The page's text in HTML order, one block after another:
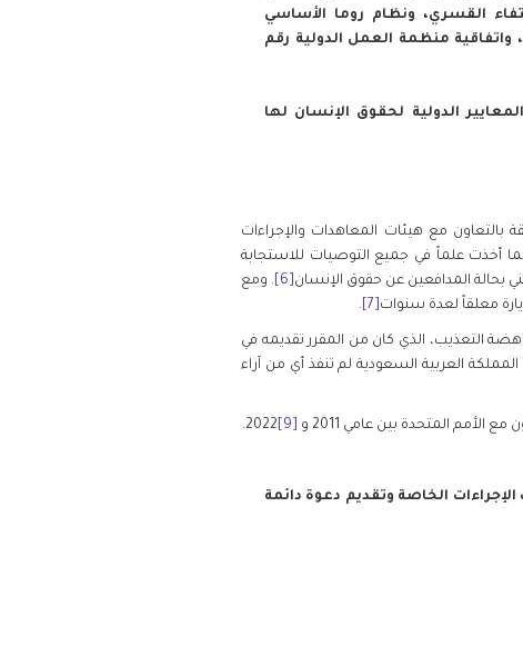
القسري، ونظام روما الأساسي
واتفاقية منظمة العمل الدولية رقم
الدولية لحقوق الإنسان لها
بالتعاون مع هيئات المعاهدات والإجراءات
أخذت علماً في جميع التوصيات للاستجابة
بحالة المدافعين عن حقوق الإنسان [6]
. ومع
معلقاً لعدة سنوات [7]
.
التعذيب، الذي كان من المقرر تقديمه في
في 24 أغسطس 2021. ومن الجدير بالذكر أيضاً أن المملكة العربية السعودية لم تنفذ أي من آراء
المتحدة بين عامي 2011 و [9]
2022.
الخاصة وتقديم دعوة دائمة